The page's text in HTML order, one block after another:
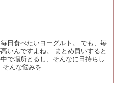
日食べたいヨーグルト。 でも、毎
いんですよね。 まとめ買いすると
で場所とるし、そんなに日持ちし
んな悩みを...